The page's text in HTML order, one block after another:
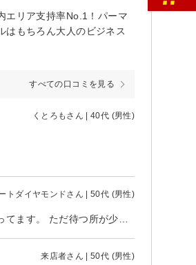
エリア支持率No.1！パーマ
はもちろん大人のビジネス
すべての口コミを見る
くとろもさん | 40代 (男性)
トダイヤモンドさん | 50代 (男性)
来店者さん | 50代 (男性)